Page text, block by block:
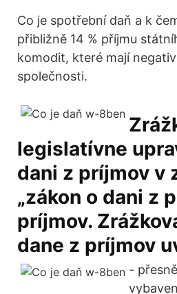
Co je spotřební daň a k
přibližně 14 % příjmu
komodit, které mají
společnosti.
legislatívne
dani z príjmov v
„zákon o dani z
príjmov.
dane z príjmov
-